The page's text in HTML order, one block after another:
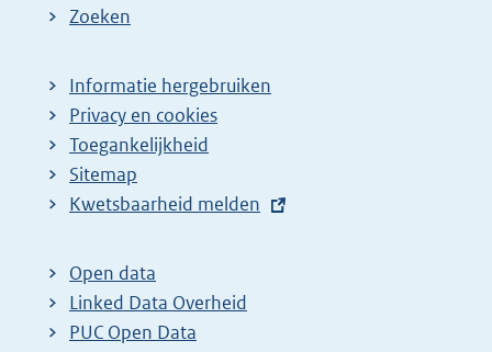
Zoeken
Informatie hergebruiken
Privacy en cookies
Toegankelijkheid
Sitemap
E
t
e
r
Kwetsbaarheid melden
Open data
Linked Data Overheid
PUC Open Data